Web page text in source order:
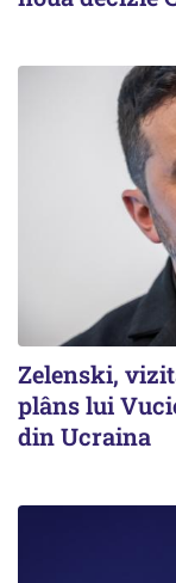
Zelenski,
plâns lui
din Ucraina